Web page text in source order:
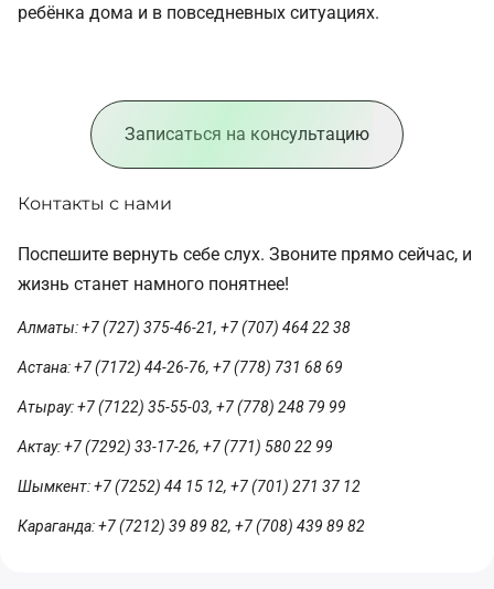
ребёнка дома и в повседневных ситуациях.
Записаться на консультацию
Контакты с нами
Поспешите вернуть себе слух. Звоните прямо сейчас, и
жизнь станет намного понятнее!
Алматы: +7 (727) 375-46-21, +7 (707) 464 22 38
Астана: +7 (7172) 44-26-76, +7 (778) 731 68 69
Атырау: +7 (7122) 35-55-03, +7 (778) 248 79 99
Актау: +7 (7292) 33-17-26, +7 (771) 580 22 99
Шымкент: +7 (7252) 44 15 12, +7 (701) 271 37 12
Караганда: +7 (7212) 39 89 82, +7 (708) 439 89 82